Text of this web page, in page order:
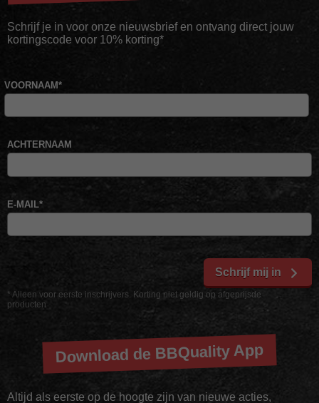
Schrijf je in voor onze nieuwsbrief en ontvang direct jouw
kortingscode voor 10% korting*
* Alleen voor eerste inschrijvers. Korting niet geldig op afgeprijsde
producten
VOORNAAM*
ACHTERNAAM
E-MAIL*
Schrijf mij in
Download de BBQuality App
Altijd als eerste op de hoogte zijn van nieuwe acties,